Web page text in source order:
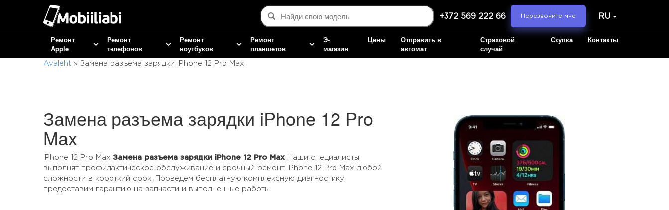
+372 569 222 66 Перезвоните мне RU
Ремонт
Apple
Ремонт
телефонов
Ремонт
ноутбуков
Ремонт
планшетов
Э-
магазин
Цены
Отправить в
автомат
Страховой
случай
Скупка Контакты
Avaleht » Замена разъема зарядки iPhone 12 Pro Max
Замена разъема зарядки iPhone 12 Pro
Max
iPhone 12 Pro Max Замена разъема зарядки iPhone 12 Pro Max Наши специалисты
выполнят профилактическое обслуживание и срочный ремонт iPhone 12 Pro Max любой
сложности в короткий срок. Проведем бесплатную комплексную диагностику,
предоставим гарантию на запчасти и выполненные работы.